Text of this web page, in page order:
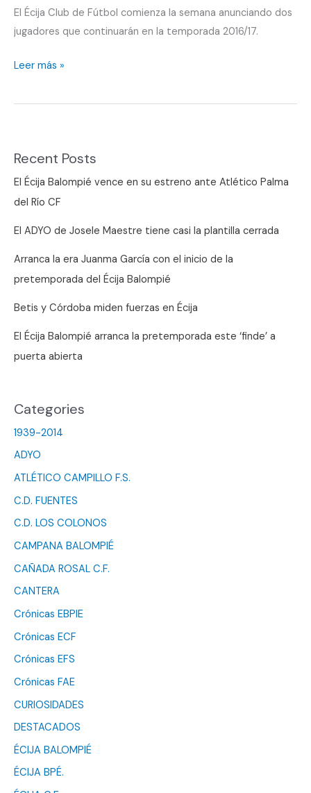
El Écija Club de Fútbol comienza la semana anunciando dos
jugadores que continuarán en la temporada 2016/17.
La
comienza
Leer más »
Recent Posts
El Écija Balompié vence en su estreno ante Atlético Palma
del Río CF
El ADYO de Josele Maestre tiene casi la plantilla cerrada
Arranca la era Juanma García con el inicio de la
pretemporada del Écija Balompié
Betis y Córdoba miden fuerzas en Écija
El Écija Balompié arranca la pretemporada este ‘finde’ a
puerta abierta
Categories
1939-2014
ADYO
ATLÉTICO CAMPILLO F.S.
C.D. FUENTES
C.D. LOS COLONOS
CAMPANA BALOMPIÉ
CAÑADA ROSAL C.F.
CANTERA
Crónicas EBPIE
Crónicas ECF
Crónicas EFS
Crónicas FAE
CURIOSIDADES
DESTACADOS
ÉCIJA BALOMPIÉ
ÉCIJA BPÉ.